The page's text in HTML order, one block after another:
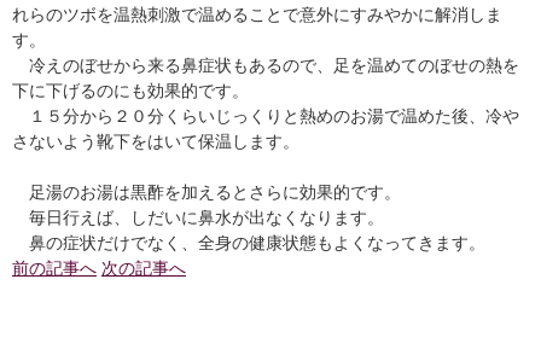
れらのツボを温熱刺激で温めることで意外にすみやかに解消しま
す。
冷えのぼせから来る鼻症状もあるので、足を温めてのぼせの熱を
下に下げるのにも効果的です。
１５分から２０分くらいじっくりと熱めのお湯で温めた後、冷や
さないよう靴下をはいて保温します。
足湯のお湯は黒酢を加えるとさらに効果的です。
毎日行えば、しだいに鼻水が出なくなります。
鼻の症状だけでなく、全身の健康状態もよくなってきます。
前の記事へ 次の記事へ